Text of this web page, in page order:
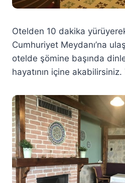
Otelden 10 dakika
Cumhuriyet Meydanı’na
otelde şömine başında
hayatının içine